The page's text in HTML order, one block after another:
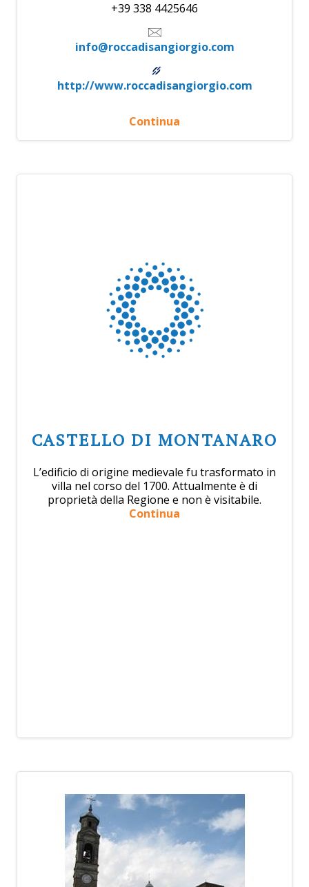
+39 338 4425646
info@roccadisangiorgio.com
http://www.roccadisangiorgio.com
Continua
CASTELLO DI MONTANARO
L’edificio di origine medievale fu trasformato in
villa nel corso del 1700. Attualmente è di
proprietà della Regione e non è visitabile.
Continua